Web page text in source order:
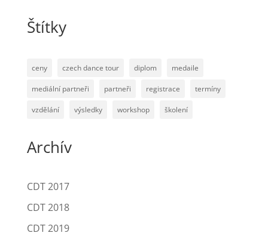
Štítky
ceny czech dance tour diplom medaile
mediální partneři partneři registrace termíny
vzdělání výsledky workshop školení
Archív
CDT 2017
CDT 2018
CDT 2019